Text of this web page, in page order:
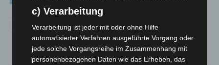
c) Verarbeitung
Verarbeitung ist jeder mit oder ohne Hilfe
automatisierter Verfahren ausgeführte Vorgang oder
jede solche Vorgangsreihe im Zusammenhang mit
personenbezogenen Daten wie das Erheben, das